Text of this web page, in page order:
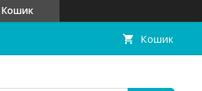
Кошик
Кошик